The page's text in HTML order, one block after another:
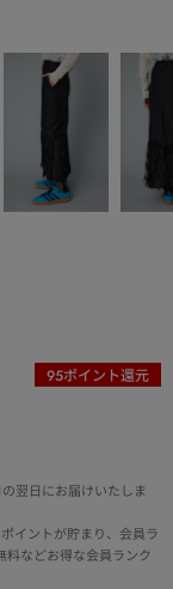
95ポイント還元
翌日にお届けいたしま
イントが貯まり、会員ラ
料などお得な会員ランク